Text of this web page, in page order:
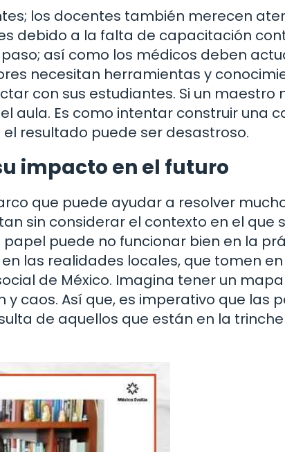
los docentes también merecen
debido a la falta de capacitación
así como los médicos deben
necesitan herramientas y
con sus estudiantes. Si un maestro
aula. Es como intentar construir una
resultado puede ser desastroso.
impacto en el futuro
que puede ayudar a resolver
sin considerar el contexto en el que
puede no funcionar bien en la
las realidades locales, que tomen
de México. Imagina tener un
caos. Así que, es imperativo que las
de aquellos que están en la